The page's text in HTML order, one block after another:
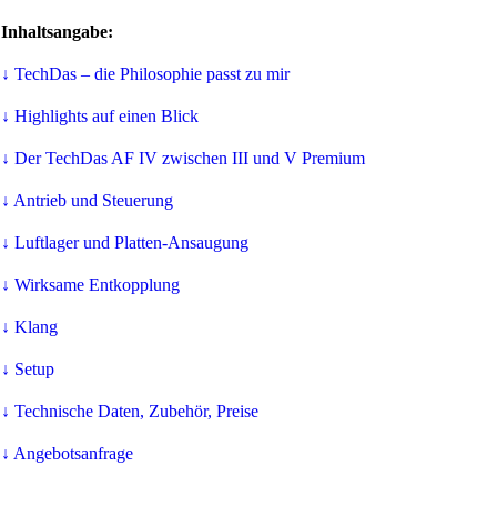
Inhaltsangabe:
↓ TechDas – die Philosophie passt zu mir
↓ Highlights auf einen Blick
↓ Der TechDas AF IV zwischen III und V Premium
↓ Antrieb und Steuerung
↓ Luftlager und Platten-Ansaugung
↓ Wirksame Entkopplung
↓ Klang
↓ Setup
↓ Technische Daten, Zubehör, Preise
↓ Angebotsanfrage